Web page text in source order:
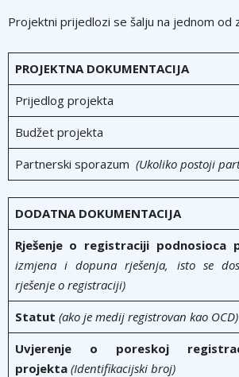
Projektni prijedlozi se šalju na jednom od
PROJEKTNA DOKUMENTACIJA
Prijedlog projekta
Budžet projekta
Partnerski sporazum (Ukoliko postoji
DODATNA DOKUMENTACIJA
Rješenje o registraciji podnosioca
izmjena i dopuna rješenja, isto se
rješenje o registraciji)
Statut (ako je medij registrovan kao OCD)
Uvjerenje o poreskoj
projekta (Identifikacijski broj)